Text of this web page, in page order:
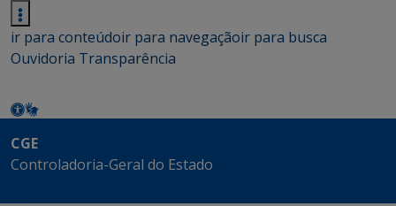
ir para conteúdoir para navegaçãoir para busca
Ouvidoria Transparência
CGE
Controladoria-Geral do Estado